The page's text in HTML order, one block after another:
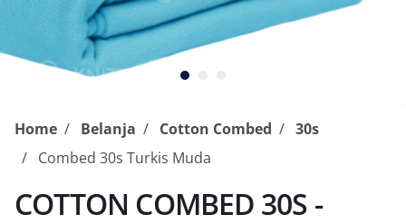
Home Belanja Cotton Combed
30s
Combed 30s Turkis Muda
COTTON COMBED 30S -